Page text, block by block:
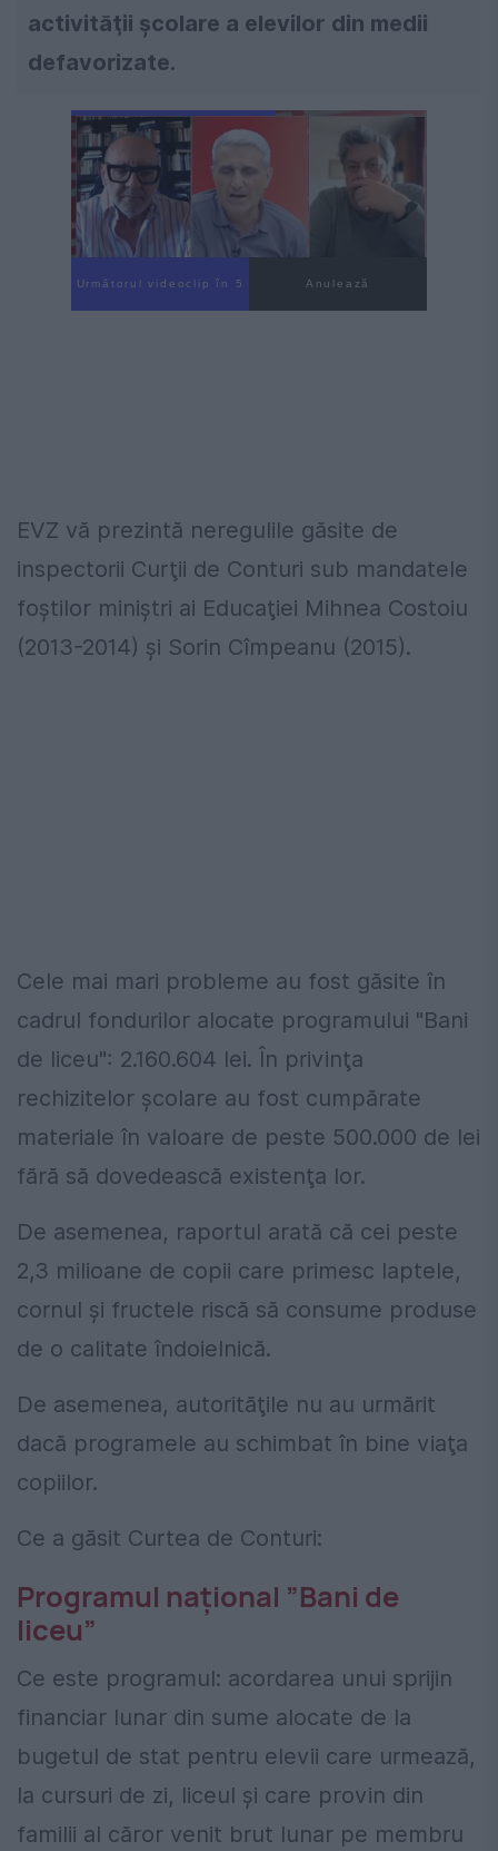
activităţii şcolare a elevilor din medii
defavorizate.
Următorul videoclip în 4 Anulează
EVZ vă prezintă neregulile găsite de
inspectorii Curţii de Conturi sub mandatele
foştilor miniştri ai Educaţiei Mihnea Costoiu
(2013-2014) şi Sorin Cîmpeanu (2015).
Cele mai mari probleme au fost găsite în
cadrul fondurilor alocate programului "Bani
de liceu": 2.160.604 lei. În privinţa
rechizitelor şcolare au fost cumpărate
materiale în valoare de peste 500.000 de lei
fără să dovedească existenţa lor.
De asemenea, raportul arată că cei peste
2,3 milioane de copii care primesc laptele,
cornul şi fructele riscă să consume produse
de o calitate îndoielnică.
De asemenea, autorităţile nu au urmărit
dacă programele au schimbat în bine viaţa
copiilor.
Ce a găsit Curtea de Conturi:
Programul naţional ”Bani de
liceu”
Ce este programul: acordarea unui sprijin
financiar lunar din sume alocate de la
bugetul de stat pentru elevii care urmează,
la cursuri de zi, liceul şi care provin din
familii al căror venit brut lunar pe membru